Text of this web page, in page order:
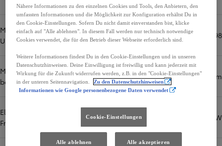
Motorleistung in PS bei
Umdrehung/min
98
Maximales Drehmoment in Nm
bei U/min
142 Nm
Elektromotor: Leistung in kW -
Front
70 kW
Nähere Informationen zu den einzelnen Cookies und Tools, den Anbietern, den
umfassten Informationen und die Möglichkeit zur Konfiguration erhältst Du in
den Cookie-Einstellungen. Sofern Du nicht damit einverstanden bist, klicke
einfach auf "Alle ablehnen". In diesem Fall werden nur technisch notwendige
Cookies verwendet, die für den Betrieb dieser Webseite erforderlich sind.
Weitere Informationen findest Du in den Cookie-Einstellungen und in unseren
Datenschutzhinweisen. Deine Einwilligung ist freiwillig und kann jederzeit mit
Wirkung für die Zukunft widerrufen werden, z.B. in den "Cookie-Einstellungen"
in der unteren Seitennavigation.
Zu den Datenschutzhinweisen
Informationen wie Google personenbezogene Daten verwendet
Cookie-Einstellungen
Alle ablehnen Alle akzeptieren